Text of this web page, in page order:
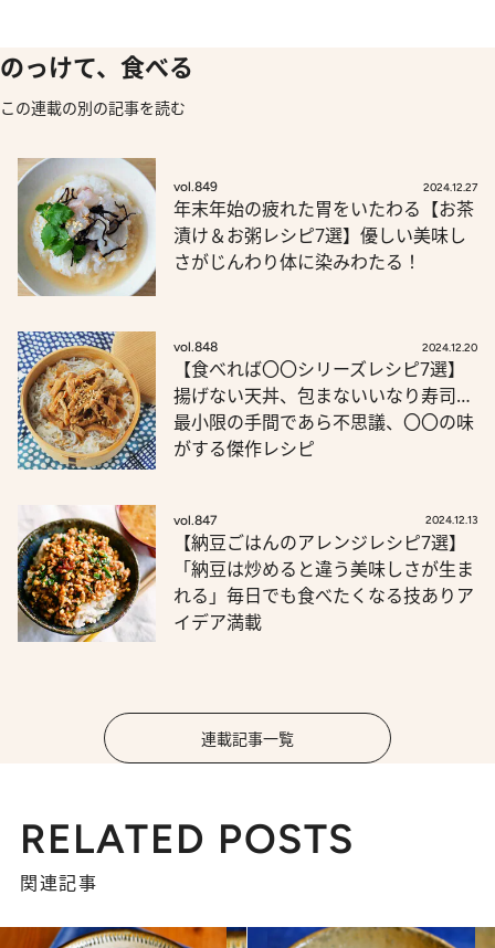
のっけて、食べる
この連載の別の記事を読む
vol.849 2024.12.27
年末年始の疲れた胃をいたわる【お茶
漬け＆お粥レシピ7選】優しい美味し
さがじんわり体に染みわたる！
vol.848 2024.12.20
【食べれば〇〇シリーズレシピ7選】
揚げない天丼、包まないいなり寿司…
最小限の手間であら不思議、〇〇の味
がする傑作レシピ
vol.847 2024.12.13
【納豆ごはんのアレンジレシピ7選】
「納豆は炒めると違う美味しさが生ま
れる」毎日でも食べたくなる技ありア
イデア満載
連載記事一覧
RELATED POSTS
関連記事